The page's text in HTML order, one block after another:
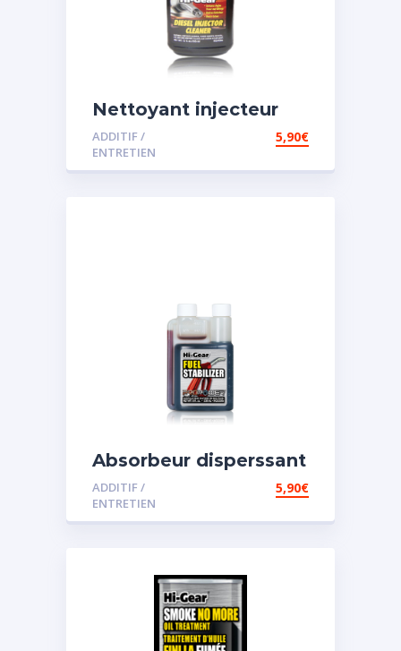
Nettoyant injecteur
diesel
ADDITIF /
ENTRETIEN
5,90€
Absorbeur disperssant
d’eau pour carburant
ADDITIF /
ENTRETIEN
5,90€